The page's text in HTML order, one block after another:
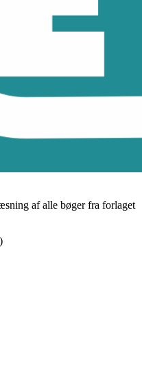
af alle bøger fra forlaget